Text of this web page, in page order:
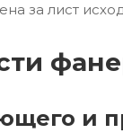
за лист
и